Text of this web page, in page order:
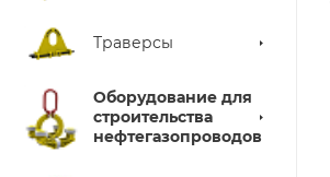
Траверсы
Оборудование для
строительства
нефтегазопроводов